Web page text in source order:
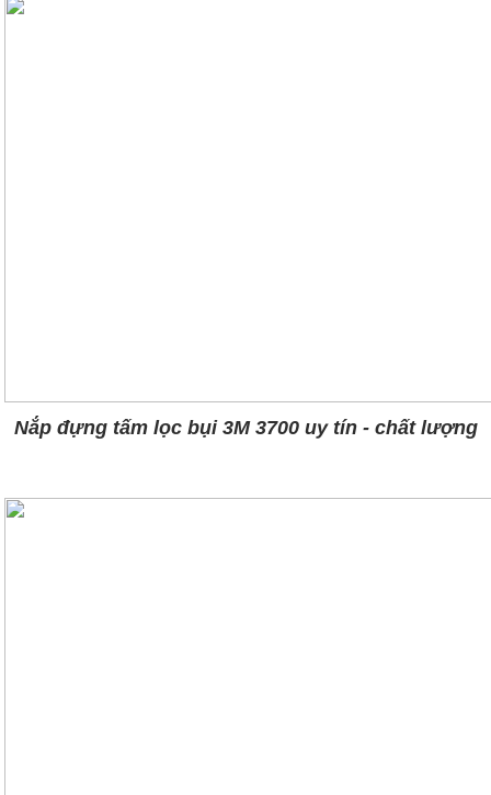
Nắp đựng tấm lọc bụi 3M 3700 uy tín - chất lượng